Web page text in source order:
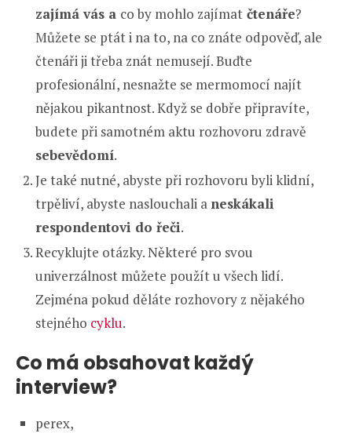
zajímá vás a co by mohlo zajímat čtenáře?
Můžete se ptát i na to, na co znáte odpověď, ale
čtenáři ji třeba znát nemusejí. Buďte
profesionální, nesnažte se mermomocí najít
nějakou pikantnost. Když se dobře připravíte,
budete při samotném aktu rozhovoru zdravě
sebevědomí.
Je také nutné, abyste při rozhovoru byli klidní,
trpěliví, abyste naslouchali a neskákali
respondentovi do řeči.
Recyklujte otázky. Některé pro svou
univerzálnost můžete použít u všech lidí.
Zejména pokud děláte rozhovory z nějakého
stejného cyklu.
Co má obsahovat každý
interview?
perex,